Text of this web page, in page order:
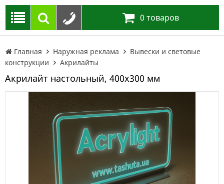
0 товаров
Главная Наружная реклама
Вывески и световые
конструкции
Акрилайты
Акрилайт настольный, 400х300 мм